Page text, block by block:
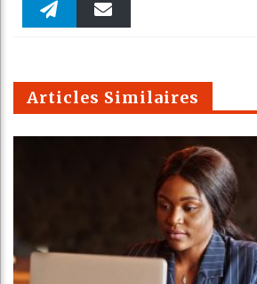
Faceboo Twitter
m
Articles Similaires